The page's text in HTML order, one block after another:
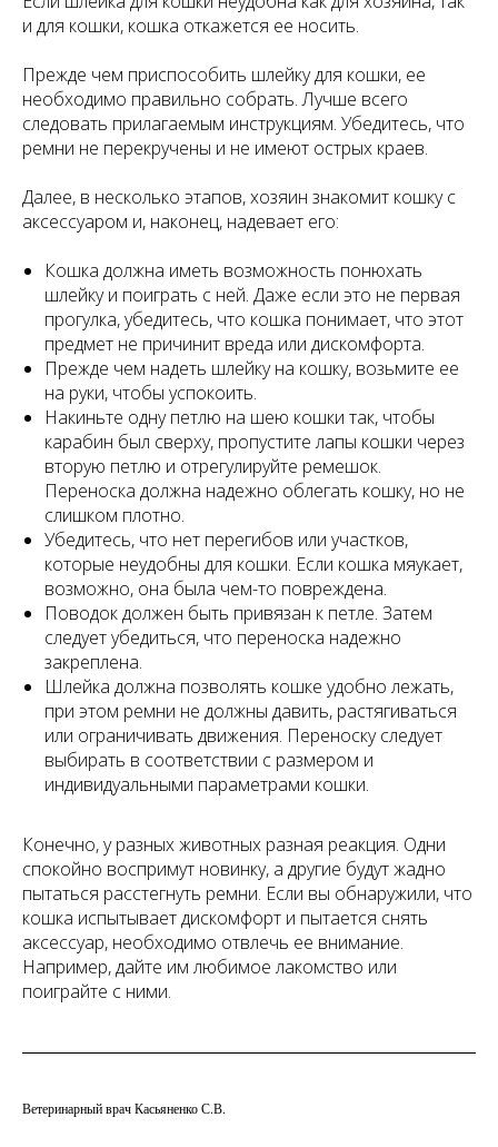
и для кошки, кошка откажется ее носить.
Прежде чем приспособить шлейку для кошки, ее
необходимо правильно собрать. Лучше всего
следовать прилагаемым инструкциям. Убедитесь, что
ремни не перекручены и не имеют острых краев.
Далее, в несколько этапов, хозяин знакомит кошку с
аксессуаром и, наконец, надевает его:
Кошка должна иметь возможность понюхать
шлейку и поиграть с ней. Даже если это не первая
прогулка, убедитесь, что кошка понимает, что этот
предмет не причинит вреда или дискомфорта.
Прежде чем надеть шлейку на кошку, возьмите ее
на руки, чтобы успокоить.
Накиньте одну петлю на шею кошки так, чтобы
карабин был сверху, пропустите лапы кошки через
вторую петлю и отрегулируйте ремешок.
Переноска должна надежно облегать кошку, но не
слишком плотно.
Убедитесь, что нет перегибов или участков,
которые неудобны для кошки. Если кошка мяукает,
возможно, она была чем-то повреждена.
Поводок должен быть привязан к петле. Затем
следует убедиться, что переноска надежно
закреплена.
Шлейка должна позволять кошке удобно лежать,
при этом ремни не должны давить, растягиваться
или ограничивать движения. Переноску следует
выбирать в соответствии с размером и
индивидуальными параметрами кошки.
Конечно, у разных животных разная реакция. Одни
спокойно воспримут новинку, а другие будут жадно
пытаться расстегнуть ремни. Если вы обнаружили, что
кошка испытывает дискомфорт и пытается снять
аксессуар, необходимо отвлечь ее внимание.
Например, дайте им любимое лакомство или
поиграйте с ними.
Ветеринарный врач Касьяненко С.В.